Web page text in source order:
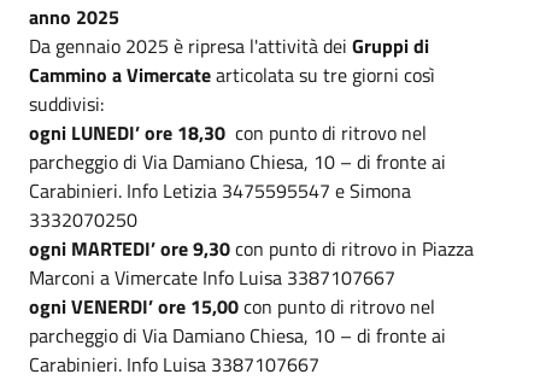
anno 2025
Da gennaio 2025 è ripresa l'attività dei Gruppi di
Cammino a Vimercatearticolata su tre giorni così
suddivisi:
ogni LUNEDI’ ore 18,30 con punto di ritrovo nel
parcheggio di Via Damiano Chiesa, 10 – di fronte ai
Carabinieri. Info Letizia 3475595547 e Simona
3332070250
ogni MARTEDI’ ore 9,30con punto di ritrovo in Piazza
Marconi a Vimercate Info Luisa 3387107667
ogni VENERDI’ ore 15,00con punto di ritrovo nel
parcheggio di Via Damiano Chiesa, 10 – di fronte ai
Carabinieri. Info Luisa 3387107667